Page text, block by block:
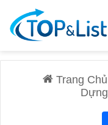
Trang Chủ
Dựng